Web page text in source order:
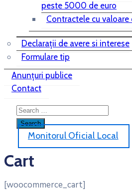
peste 5000 de euro
Contractele cu
Declarații de avere si interese
Formulare tip
Anunțuri publice
Contact
Monitorul Oficial Local
Cart
[woocommerce_cart]